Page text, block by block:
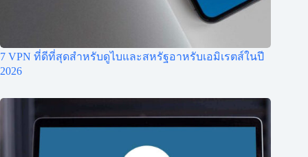
7 VPN ที่ดีที่สุดสำหรับดูไบและสหรัฐอาหรับเอมิเรตส์ในปี
2026